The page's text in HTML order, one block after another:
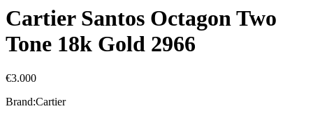
Cartier Santos Octagon Two
Tone 18k Gold 2966
€3.000
Brand:Cartier